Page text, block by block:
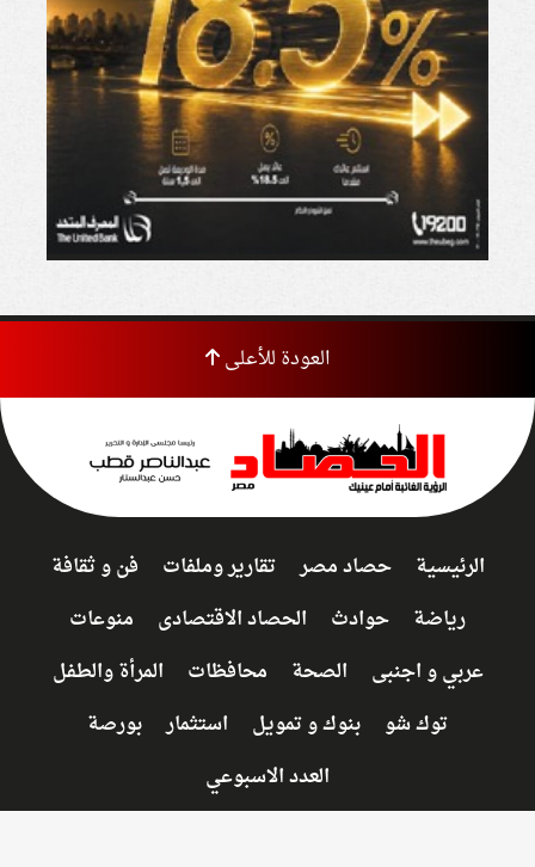
العودة للأعلى
الرئيسية حصاد مصر تقارير وملفات
فن و ثقافة
رياضة
حوادث الحصاد الاقتصادى
منوعات
عربي و اجنبى
الصحة محافظات
المرأة والطفل
توك شو
بنوك و تمويل استثمار
بورصة
العدد الاسبوعي